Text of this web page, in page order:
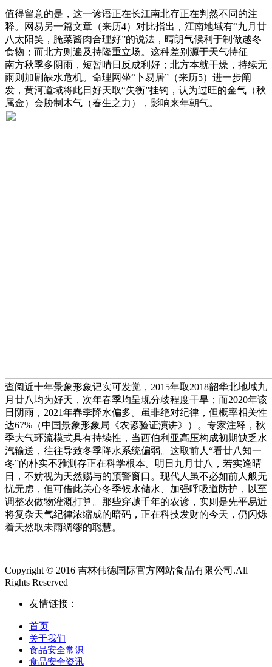
值得留意的是，这一谚语正在长江南北存正在判然不同的注
释。网易另一篇文章（来历4）对比指出，江南地域有“九月廿
八太阳笑，腌菜酱肉合理好”的说法，晴朗气候利于制做越冬
食物；而北方则遍及持隆重立场。这种差别源于天气特征——
南方秋季多阴雨，短暂晴日反成利好；北方本就干燥，持续无
雨则加剧缺水危机。命理网坐“卜易居”（来历5）进一步阐
发，黄河道域将此日好天取“失衡”挂钩，认为过旺的金气（秋
属金）会胁制木气（春生之力），影响来年朝气。
查阅近十年景象形象记实可发觉，2015年取2018韶华北地域九
月廿八均为好天，次年春季均呈现分歧程度干旱；而2020年该
日阴雨，2021年春季降水偏多。虽非绝对纪律，但概率相关性
达67%（中国景象形象局《农谚验证演讲》）。专家注释，秋
季大气环流模式具有持续性，当西伯利亚高压构成初期缺乏水
汽输送，往往导致冬季降水系统偏弱。这取前人“看廿八知一
冬”的朴实不雅测存正在科学根本。明日九月廿八，若实逢晴
日，不妨视为天然赐与的预警窗口。现代人虽不必如前人般无
忧无虑，但可借此关心冬季候水储水、加强呼吸道防护，以至
调整农做物灌溉打算。那些穿越千年的农谚，实则是先平易近
将复杂天气纪律浓缩成的暗码，正在科技发财的今天，仍闪烁
着天然取未雨绸缪的聪慧。
Copyright © 2016 吉林伟德国际官方网站食品有限公司.All
Rights Reserved
友情链接：
首页
关于我们
食品安全常识
食品安全资讯